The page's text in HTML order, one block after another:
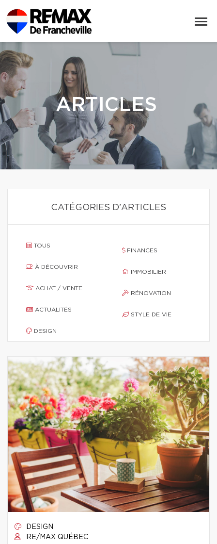
ARTICLES
CATÉGORIES D'ARTICLES
TOUS
À DÉCOUVRIR
ACHAT / VENTE
ACTUALITÉS
DESIGN
FINANCES
IMMOBILIER
RÉNOVATION
STYLE DE VIE
DESIGN
RE/MAX QUÉBEC